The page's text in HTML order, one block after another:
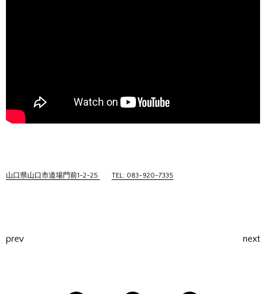
山口県山口市道場門前1-2-25 TEL: 083-920-7335
prev next